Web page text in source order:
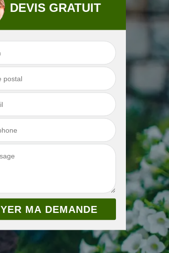
et réfection
Abattage d'arbre
DEVIS GRATUIT